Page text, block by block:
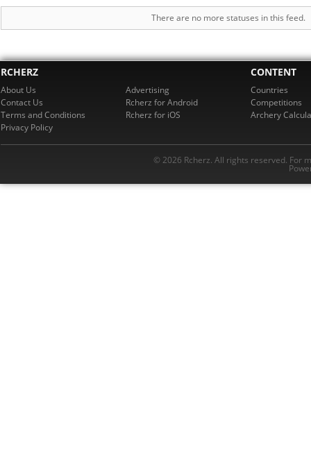
There are no more statuses in this feed.
RCHERZ
About Us
Contact Us
Terms and Conditions
Privacy Policy
Advertising
Rcherz for Android
Rcherz for iOS
CONTENT
Countries
Competitions
Archery
© 2026 Rcherz. All rights reserved. For